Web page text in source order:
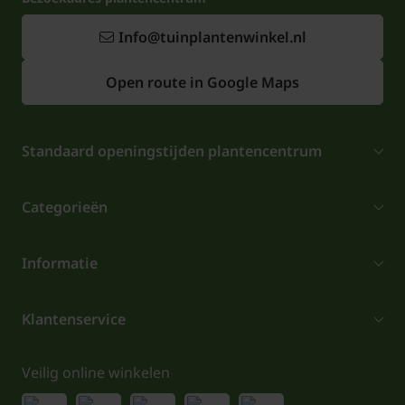
op de bloempjes af komen. De struiken van de
Lonicera fragrantissima kunnen het hele jaar door
worden aangeplant en worden ongeveer 150 cm
hoog. De grond moet goed doorlatend zijn. Zorg dat
Info@tuinplantenwinkel.nl
Open route in Google Maps
Standaard openingstijden plantencentrum
Categorieën
Informatie
Klantenservice
Veilig online winkelen